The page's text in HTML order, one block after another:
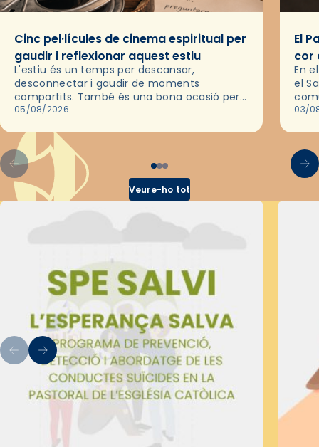
Cinc pel·lícules de cinema espiritual per
gaudir i reflexionar aquest estiu
L'estiu és un temps per descansar,
desconnectar i gaudir de moments
compartits. També és una bona ocasió per
deixar-se portar per una bona història i, a
05/08/2026
El
cor
En
el
de
03/
Veure-ho tot